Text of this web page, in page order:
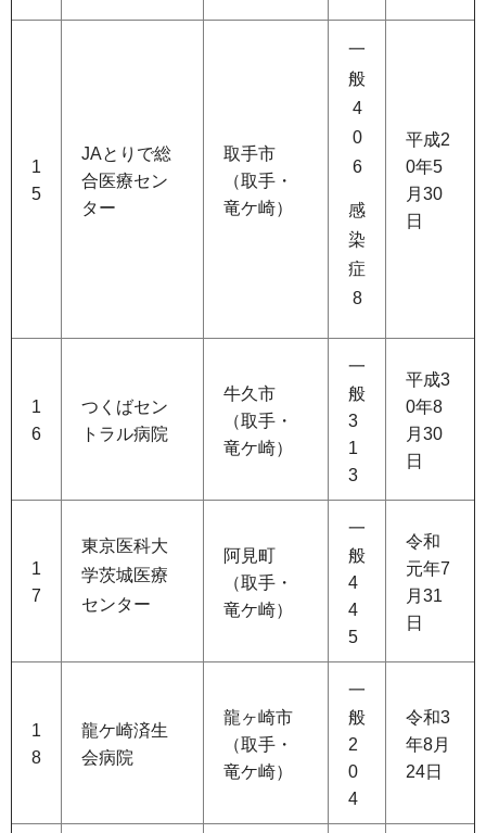
1
5
JAとりで総
合医療セン
ター
取手市
（取手・
竜ケ崎）
一
般
4
0
6
感
染
症
8
平成2
0年5
月30
日
1
6
つくばセン
トラル病院
牛久市
（取手・
竜ケ崎）
一
般
3
1
3
平成3
0年8
月30
日
1
7
東京医科大
学茨城医療
センター
阿見町
（取手・
竜ケ崎）
一
般
4
4
5
令和
元年7
月31
日
1
8
龍ケ崎済生
会病院
龍ヶ崎市
（取手・
竜ケ崎）
一
般
2
0
4
令和3
年8月
24日